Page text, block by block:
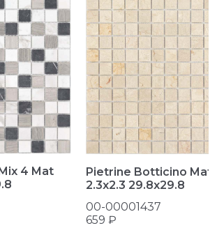
4 Mat
Pietrine Botticino Mat
2.3х2.3 29.8x29.8
00-00001437
659 ₽